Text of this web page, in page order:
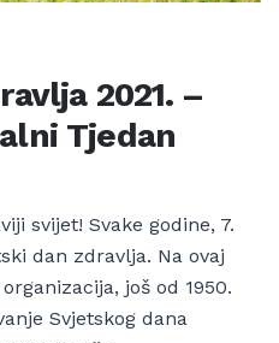
2021. –
Tjedan
svijet! Svake godine, 7.
dan zdravlja. Na ovaj
još od 1950.
Svjetskog dana